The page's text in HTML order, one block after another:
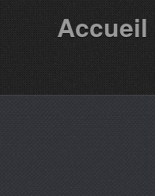
Accueil
Partenaires